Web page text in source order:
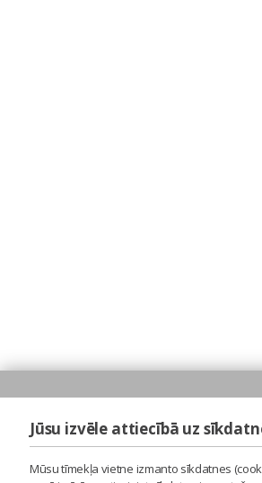
Jūsu izvēle attiecībā uz
Mūsu tīmekļa vietne izmanto sīkdatnes